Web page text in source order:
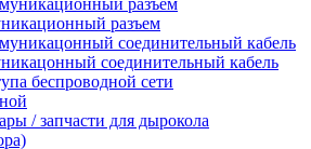
разъем
соединительный кабель
беспроводной сети